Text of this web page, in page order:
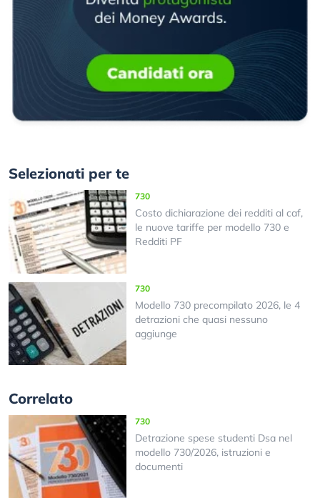
Selezionati per te
730
Costo dichiarazione dei redditi al caf,
le nuove tariffe per modello 730 e
Redditi PF
730
Modello 730 precompilato 2026, le 4
detrazioni che quasi nessuno
aggiunge
Correlato
730
Detrazione spese studenti Dsa nel
modello 730/2026, istruzioni e
documenti